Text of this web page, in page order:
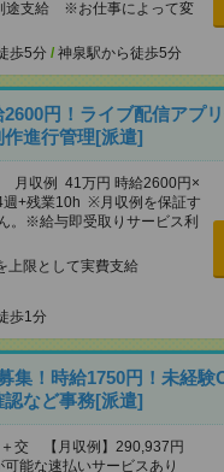
途支給 ※お仕事によって変
歩5分 / 神泉駅から徒歩5分
円！ライブ配信アプ
作進行管理[派遣]
月収例 41万円 時給2600円×
+残業10h ※月収例を保証す
。※給与即受取りサービス利
上限として実費支給
歩1分
集！時給1750円！未経験
など事務[派遣]
交 【月収例】290,937円
能な速払いサービスあり